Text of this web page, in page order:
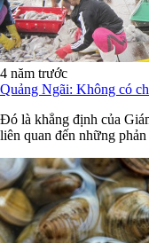
4 năm trước
Quảng Ngãi: Không có
Đó là khẳng định của
liên quan đến những